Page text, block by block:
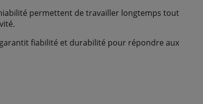
permettent de travailler longtemps tout
fiabilité et durabilité pour répondre aux